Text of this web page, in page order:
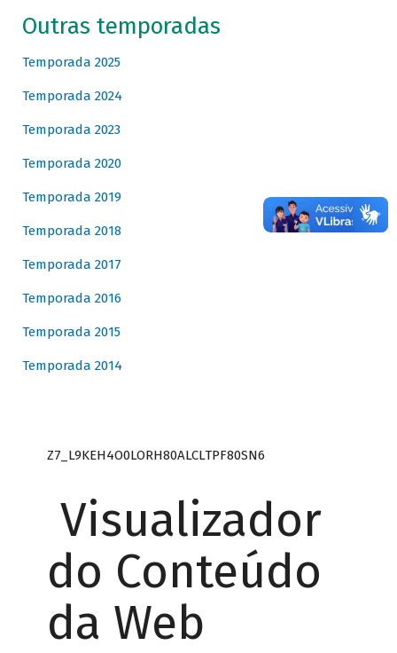
Outras temporadas
Temporada 2025
Temporada 2024
Temporada 2023
Temporada 2020
Temporada 2019
Temporada 2018
Temporada 2017
Temporada 2016
Temporada 2015
Temporada 2014
Z7_L9KEH4O0LORH80ALCLTPF80SN6
Visualizador
do Conteúdo
da Web